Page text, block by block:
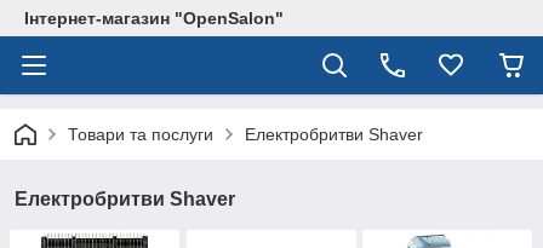
Інтернет-магазин "OpenSalon"
Товари та послуги Електробритви Shaver
Електробритви Shaver